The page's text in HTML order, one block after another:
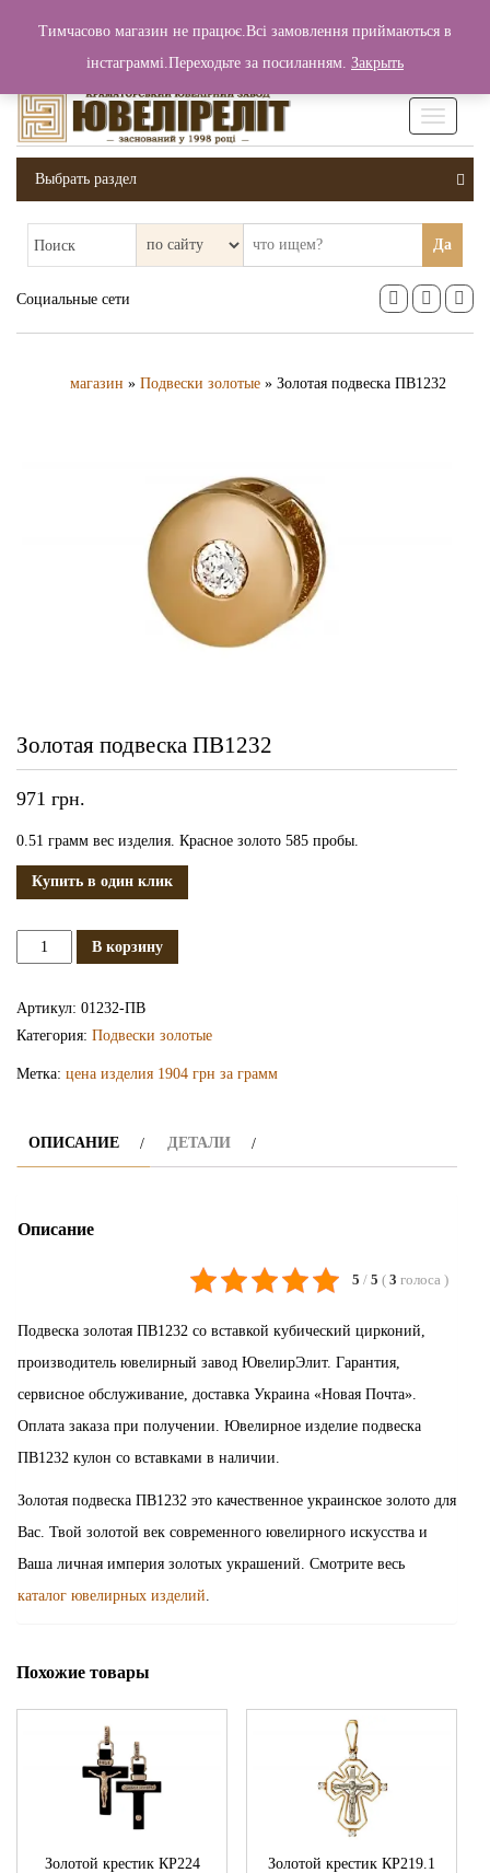
Вход / Регистрация 0 грн.
Выбрать раздел
Поиск Да
Социальные сети
магазин » Подвески золотые » Золотая подвеска ПВ1232
Золотая подвеска ПВ1232
971 грн.
0.51 грамм вес изделия. Красное золото 585 пробы.
Купить в один клик
КоличествоВ корзину
Артикул: 01232-ПВ
Категория: Подвески золотые
Метка: цена изделия 1904 грн за грамм
ОПИСАНИЕ ДЕТАЛИ
Описание
5 / 5 ( 3 голоса )
Подвеска золотая ПВ1232 со вставкой кубический цирконий,
производитель ювелирный завод ЮвелирЭлит. Гарантия,
сервисное обслуживание, доставка Украина «Новая Почта».
Оплата заказа при получении. Ювелирное изделие подвеска
ПВ1232 кулон со вставками в наличии.
Золотая подвеска ПВ1232 это качественное украинское золото для
Вас. Твой золотой век современного ювелирного искусства и
Ваша личная империя золотых украшений. Смотрите весь
каталог ювелирных изделий
Похожие товары
Золотой крестик КР224 Золотой крестик КР219.1
Тимчасово магазин не працює.Всі замовлення приймаються в
інстаграммі.Переходьте за посиланням. Закрыть